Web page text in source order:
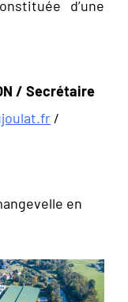
d’une
/ Secrétaire
/
en